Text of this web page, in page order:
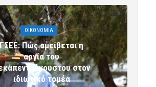
OIKONOMIA
ΓΣΕΕ: Πώς αμείβεται η
αργία του
στον
ιδιωτικό τομέα